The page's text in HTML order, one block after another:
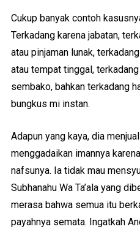
Cukup banyak contoh
Terkadang karena jabatan,
atau pinjaman lunak,
atau tempat tinggal,
sembako, bahkan terkadang
bungkus mi instan.
Adapun yang kaya, dia
menggadaikan imannya
nafsunya. Ia tidak mau
Subhanahu Wa Ta’ala yang
merasa bahwa semua itu
payahnya semata. Ingatkah